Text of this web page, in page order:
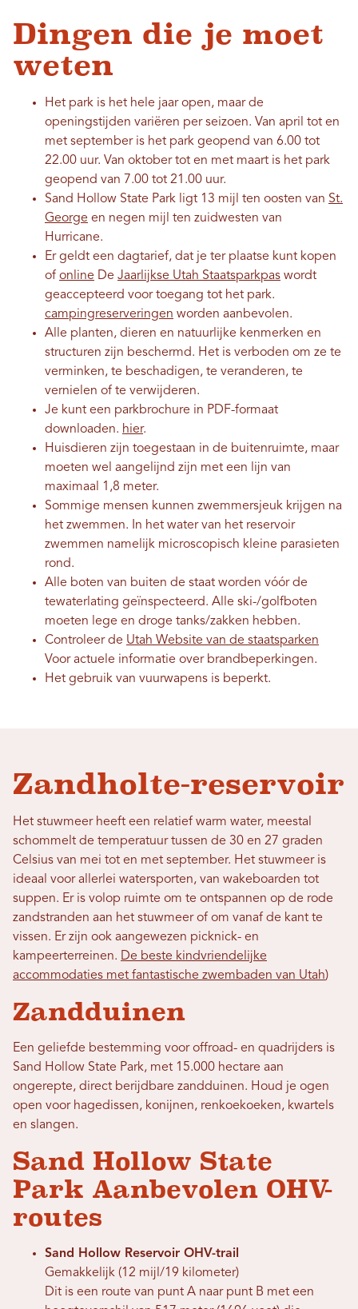
Dingen die je moet
weten
Het park is het hele jaar open, maar de
openingstijden variëren per seizoen. Van april tot en
met september is het park geopend van 6.00 tot
22.00 uur. Van oktober tot en met maart is het park
geopend van 7.00 tot 21.00 uur.
Sand Hollow State Park ligt 13 mijl ten oosten van St.
George en negen mijl ten zuidwesten van
Hurricane.
Er geldt een dagtarief, dat je ter plaatse kunt kopen
of online De Jaarlijkse Utah Staatsparkpas wordt
geaccepteerd voor toegang tot het park.
campingreserveringen worden aanbevolen.
Alle planten, dieren en natuurlijke kenmerken en
structuren zijn beschermd. Het is verboden om ze te
verminken, te beschadigen, te veranderen, te
vernielen of te verwijderen.
Je kunt een parkbrochure in PDF-formaat
downloaden. hier.
Huisdieren zijn toegestaan ​​in de buitenruimte, maar
moeten wel aangelijnd zijn met een lijn van
maximaal 1,8 meter.
Sommige mensen kunnen zwemmersjeuk krijgen na
het zwemmen. In het water van het reservoir
zwemmen namelijk microscopisch kleine parasieten
rond.
Alle boten van buiten de staat worden vóór de
tewaterlating geïnspecteerd. Alle ski-/golfboten
moeten lege en droge tanks/zakken hebben.
Controleer de Utah Website van de staatsparken
Voor actuele informatie over brandbeperkingen.
Het gebruik van vuurwapens is beperkt.
Zandholte-reservoir
Het stuwmeer heeft een relatief warm water, meestal
schommelt de temperatuur tussen de 30 en 27 graden
Celsius van mei tot en met september. Het stuwmeer is
ideaal voor allerlei watersporten, van wakeboarden tot
suppen. Er is volop ruimte om te ontspannen op de rode
zandstranden aan het stuwmeer of om vanaf de kant te
vissen. Er zijn ook aangewezen picknick- en
kampeerterreinen. De beste kindvriendelijke
accommodaties met fantastische zwembaden van Utah)
Zandduinen
Een geliefde bestemming voor offroad- en quadrijders is
Sand Hollow State Park, met 15.000 hectare aan
ongerepte, direct berijdbare zandduinen. Houd je ogen
open voor hagedissen, konijnen, renkoekoeken, kwartels
en slangen.
Sand Hollow State
Park Aanbevolen OHV-
routes
Sand Hollow Reservoir OHV-trail
Gemakkelijk (12 mijl/19 kilometer)
Dit is een route van punt A naar punt B met een